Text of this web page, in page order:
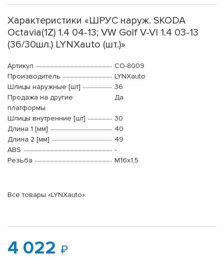
Характеристики «ШРУС наруж. SKODA
Octavia(1Z) 1.4 04-13; VW Golf V-VI 1.4 03-13
(36/30шл.) LYNXauto (шт.)»
Артикул
CO-8009
Производитель
LYNXauto
Шлицы наружные [шт]
36
Продажа на другие
платформы
Да
Шлицы внутренние [шт]
30
Длина 1 [мм]
40
Длина 2 [мм]
49
ABS
-
Резьба
М16x1,5
Все товары «LYNXauto»
4 022